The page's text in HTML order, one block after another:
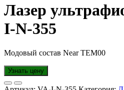
Лазер
I-N-355
Модовый состав Near TEM00
Узнать цену